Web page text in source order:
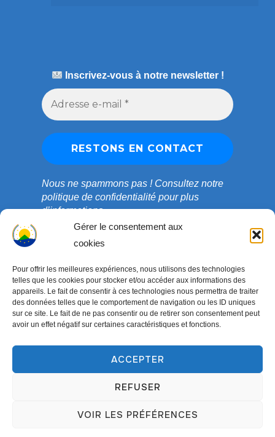
Gérer le consentement aux
cookies
Pour offrir les meilleures expériences, nous utilisons des technologies
telles que les cookies pour stocker et/ou accéder aux informations des
appareils. Le fait de consentir à ces technologies nous permettra de traiter
des données telles que le comportement de navigation ou les ID uniques
sur ce site. Le fait de ne pas consentir ou de retirer son consentement peut
avoir un effet négatif sur certaines caractéristiques et fonctions.
ACCEPTER
REFUSER
VOIR LES PRÉFÉRENCES
Inscrivez-vous à notre newsletter !
Nous ne spammons pas ! Consultez notre
politique de confidentialitépour plus
d’informations.
Copyright © 2003-2026 ONG COEDADE. Tous droits